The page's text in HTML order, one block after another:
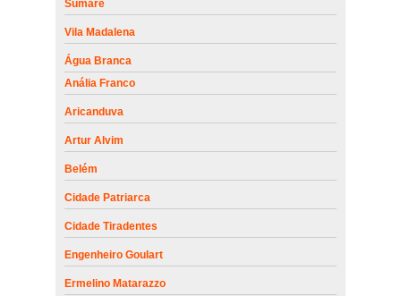
Sumaré
Vila Madalena
Água Branca
Anália Franco
Aricanduva
Artur Alvim
Belém
Cidade Patriarca
Cidade Tiradentes
Engenheiro Goulart
Ermelino Matarazzo